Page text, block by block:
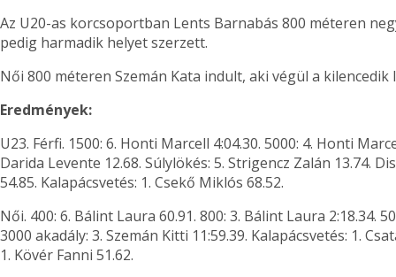
Az U20-as korcsoportban Lents Barnabás 800 méteren
pedig harmadik helyet szerzett.
Női 800 méteren Szemán Kata indult, aki végül a kilencedik
Eredmények:
U23. Férfi. 1500: 6. Honti Marcell 4:04.30. 5000: 4. Honti
Darida Levente 12.68. Súlylökés: 5. Strigencz Zalán 13.74.
54.85. Kalapácsvetés: 1. Csekő Miklós 68.52.
Női. 400: 6. Bálint Laura 60.91. 800: 3. Bálint Laura 2:18.34.
3000 akadály: 3. Szemán Kitti 11:59.39. Kalapácsvetés: 1.
1. Kövér Fanni 51.62.